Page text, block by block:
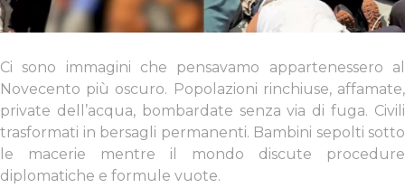
Ci sono immagini che pensavamo appartenessero al
Novecento più oscuro. Popolazioni rinchiuse, affamate,
private dell’acqua, bombardate senza via di fuga. Civili
trasformati in bersagli permanenti. Bambini sepolti sotto
le macerie mentre il mondo discute procedure
diplomatiche e formule vuote.